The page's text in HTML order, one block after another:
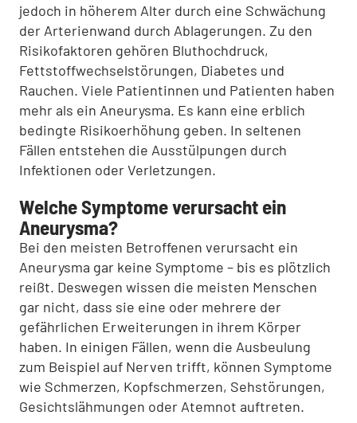
jedoch in höherem Alter durch eine Schwächung
der Arterienwand durch Ablagerungen. Zu den
Risikofaktoren gehören Bluthochdruck,
Fettstoffwechselstörungen, Diabetes und
Rauchen. Viele Patientinnen und Patienten haben
mehr als ein Aneurysma. Es kann eine erblich
bedingte Risikoerhöhung geben. In seltenen
Fällen entstehen die Ausstülpungen durch
Infektionen oder Verletzungen.
Welche Symptome verursacht ein
Aneurysma?
Bei den meisten Betroffenen verursacht ein
Aneurysma gar keine Symptome – bis es plötzlich
reißt. Deswegen wissen die meisten Menschen
gar nicht, dass sie eine oder mehrere der
gefährlichen Erweiterungen in ihrem Körper
haben. In einigen Fällen, wenn die Ausbeulung
zum Beispiel auf Nerven trifft, können Symptome
wie Schmerzen, Kopfschmerzen, Sehstörungen,
Gesichtslähmungen oder Atemnot auftreten.